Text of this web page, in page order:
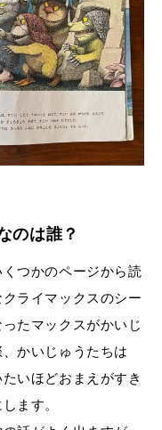
のは誰？
つかのページから読
ライマックスのシー
たマックスがかいじ
かいじゅうたちは
いほどおまえがすき
ます。